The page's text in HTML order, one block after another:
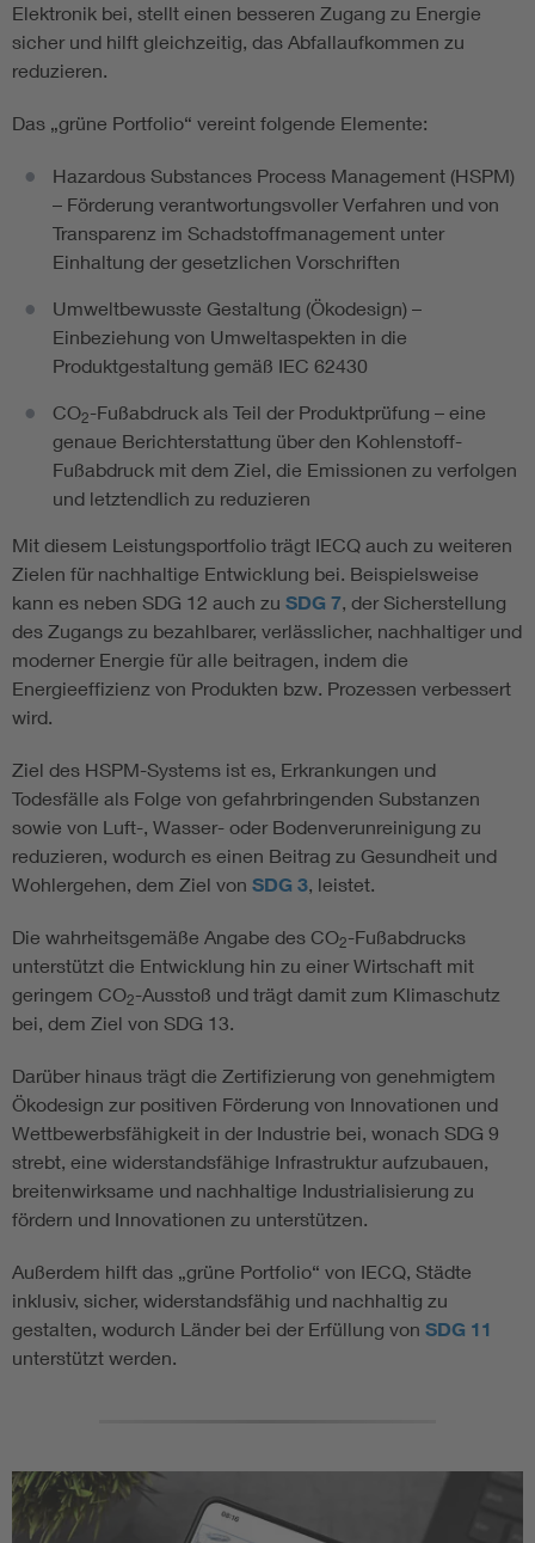
Elektronik bei, stellt einen besseren Zugang zu Energie
sicher und hilft gleichzeitig, das Abfallaufkommen zu
reduzieren.
Das „grüne Portfolio“ vereint folgende Elemente:
Hazardous Substances Process Management (HSPM)
– Förderung verantwortungsvoller Verfahren und von
Transparenz im Schadstoffmanagement unter
Einhaltung der gesetzlichen Vorschriften
Umweltbewusste Gestaltung (Ökodesign) –
Einbeziehung von Umweltaspekten in die
Produktgestaltung gemäß IEC 62430
CO2-Fußabdruck als Teil der Produktprüfung – eine
genaue Berichterstattung über den Kohlenstoff-
Fußabdruck mit dem Ziel, die Emissionen zu verfolgen
und letztendlich zu reduzieren
Mit diesem Leistungsportfolio trägt IECQ auch zu weiteren
Zielen für nachhaltige Entwicklung bei. Beispielsweise
kann es neben SDG 12 auch zu SDG 7, der Sicherstellung
des Zugangs zu bezahlbarer, verlässlicher, nachhaltiger und
moderner Energie für alle beitragen, indem die
Energieeffizienz von Produkten bzw. Prozessen verbessert
wird.
Ziel des HSPM-Systems ist es, Erkrankungen und
Todesfälle als Folge von gefahrbringenden Substanzen
sowie von Luft-, Wasser- oder Bodenverunreinigung zu
reduzieren, wodurch es einen Beitrag zu Gesundheit und
Wohlergehen, dem Ziel von SDG 3, leistet.
Die wahrheitsgemäße Angabe des CO2-Fußabdrucks
unterstützt die Entwicklung hin zu einer Wirtschaft mit
geringem CO2-Ausstoß und trägt damit zum Klimaschutz
bei, dem Ziel von SDG 13.
Darüber hinaus trägt die Zertifizierung von genehmigtem
Ökodesign zur positiven Förderung von Innovationen und
Wettbewerbsfähigkeit in der Industrie bei, wonach SDG 9
strebt, eine widerstandsfähige Infrastruktur aufzubauen,
breitenwirksame und nachhaltige Industrialisierung zu
fördern und Innovationen zu unterstützen.
Außerdem hilft das „grüne Portfolio“ von IECQ, Städte
inklusiv, sicher, widerstandsfähig und nachhaltig zu
gestalten, wodurch Länder bei der Erfüllung von SDG 11
unterstützt werden.